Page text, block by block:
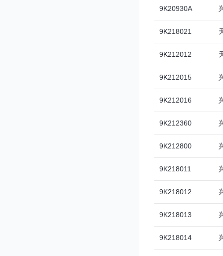
9K20930A
9K218021
9K212012
9K212015
9K212016
9K212360
9K212800
9K218011
9K218012
9K218013
9K218014